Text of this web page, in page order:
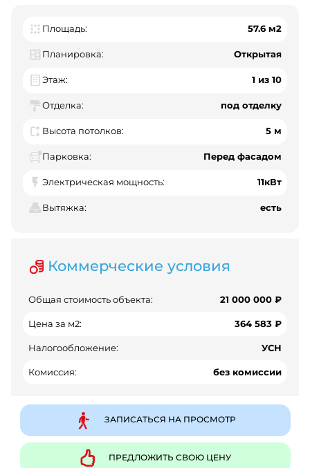
Площадь: 57.6 м2
Планировка: Открытая
Этаж: 1 из 10
Отделка: под отделку
Высота потолков: 5 м
Парковка: Перед фасадом
Электрическая мощность: 11кВт
Вытяжка: есть
Коммерческие условия
Общая стоимость объекта: 21 000 000 ₽
Цена за м2: 364 583 ₽
Налогообложение: УСН
Комиссия: без комиссии
ЗАПИСАТЬСЯ НА ПРОСМОТР
ПРЕДЛОЖИТЬ СВОЮ ЦЕНУ